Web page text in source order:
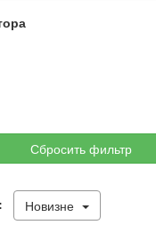
Сбросить фильтр
Новизне